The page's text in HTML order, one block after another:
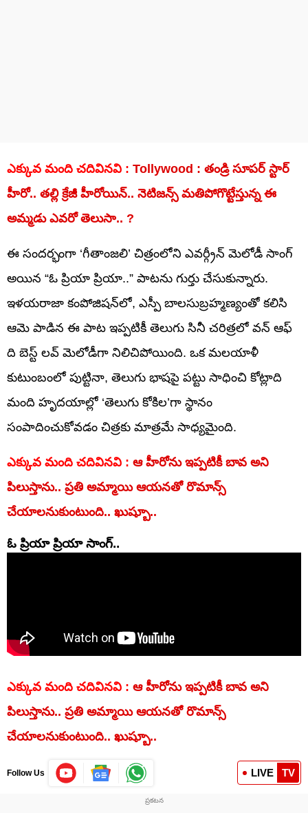
ఎక్కువ మంది చదివినవి : Tollywood : తండ్రి సూపర్ స్టార్
హీరో.. తల్లి క్రేజీ హీరోయిన్.. నెటిజన్స్ మతిపోగొట్టేస్తున్న ఈ
అమ్మడు ఎవరో తెలుసా.. ?
ఈ సందర్భంగా ‘గీతాంజలి’ చిత్రంలోని ఎవర్గ్రీన్ మెలోడీ సాంగ్
అయిన “ఓ ప్రియా ప్రియా..” పాటను గుర్తు చేసుకున్నారు.
ఇళయరాజా కంపోజిషన్‌లో, ఎస్పీ బాలసుబ్రహ్మణ్యంతో కలిసి
ఆమె పాడిన ఈ పాట ఇప్పటికీ తెలుగు సినీ చరిత్రలో వన్ ఆఫ్
ది బెస్ట్ లవ్ మెలోడీగా నిలిచిపోయింది. ఒక మలయాళీ
కుటుంబంలో పుట్టినా, తెలుగు భాషపై పట్టు సాధించి కోట్లాది
మంది హృదయాల్లో ‘తెలుగు కోకిల’గా స్థానం
సంపాదించుకోవడం చిత్రకు మాత్రమే సాధ్యమైంది.
ఎక్కువ మంది చదివినవి : ఆ హీరోను ఇప్పటికీ బావ అని
పిలుస్తాను.. ప్రతి అమ్మాయి ఆయనతో రొమాన్స్
చేయాలనుకుంటుంది.. ఖుష్బూ..
ఓ ప్రియా ప్రియా సాంగ్..
ఎక్కువ మంది చదివినవి : ఆ హీరోను ఇప్పటికీ బావ అని
పిలుస్తాను.. ప్రతి అమ్మాయి ఆయనతో రొమాన్స్
చేయాలనుకుంటుంది.. ఖుష్బూ..
Follow Us LIVE TV